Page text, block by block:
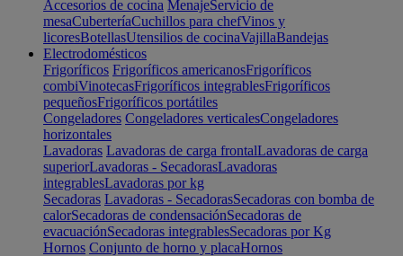
Accesorios de cocina MenajeServicio de
mesaCuberteríaCuchillos para chefVinos y
licoresBotellasUtensilios de cocinaVajillaBandejas
Electrodomésticos
Frigoríficos Frigoríficos americanosFrigoríficos
combiVinotecasFrigoríficos integrablesFrigoríficos
pequeñosFrigoríficos portátiles
Congeladores Congeladores verticalesCongeladores
horizontales
Lavadoras Lavadoras de carga frontalLavadoras de carga
superiorLavadoras - SecadorasLavadoras
integrablesLavadoras por kg
Secadoras Lavadoras - SecadorasSecadoras con bomba de
calorSecadoras de condensaciónSecadoras de
evacuaciónSecadoras integrablesSecadoras por Kg
Hornos Conjunto de horno y placaHornos